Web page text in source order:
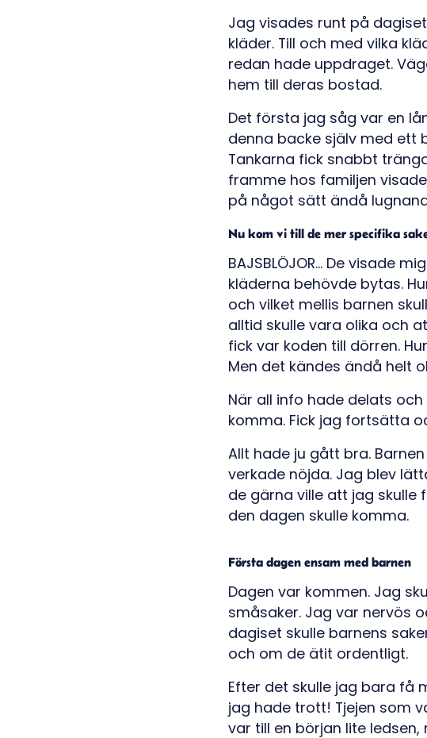
Jag visades runt på
kläder. Till och med vilka
redan hade uppdraget.
hem till deras bostad.
Det första jag såg var en
denna backe själv med ett
Tankarna fick snabbt
framme hos familjen
på något sätt ändå
Nu kom vi till de mer specifika
BAJSBLÖJOR... De visade
kläderna behövde bytas.
och vilket mellis barnen
alltid skulle vara olika och
fick var koden till dörren.
Men det kändes ändå helt
När all info hade delats
komma. Fick jag fortsätta
Allt hade ju gått bra.
verkade nöjda. Jag blev
de gärna ville att jag
den dagen skulle komma.
Första dagen ensam med barnen
Dagen var kommen. Jag
småsaker. Jag var nervös
dagiset skulle barnens
och om de ätit ordentligt.
Efter det skulle jag bara få
jag hade trott! Tjejen som
var till en början lite